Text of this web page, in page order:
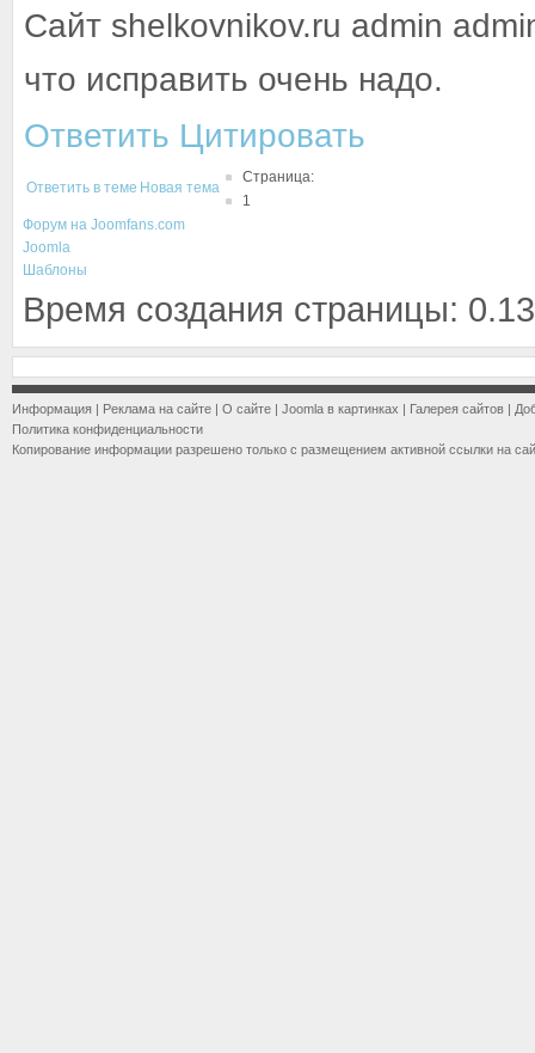
Сайт shelkovnikov.ru admin
что исправить очень надо.
Ответить Цитировать
Ответить в теме Новая тема
Страница:
1
Форум на Joomfans.com
Joomla
Шаблоны
Время создания страницы:
Информация | Реклама на сайте | О сайте | Joomla в картинках | Галерея сайтов |
Политика конфиденциальности
Копирование информации разрешено только с размещением активной ссылки на